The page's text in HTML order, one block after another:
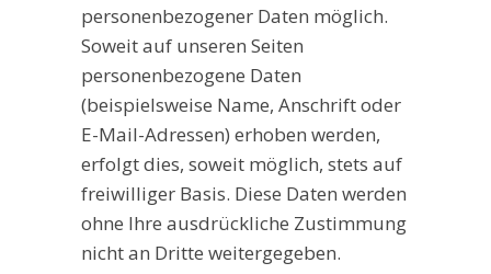
personenbezogener Daten möglich.
Soweit auf unseren Seiten
personenbezogene Daten
(beispielsweise Name, Anschrift oder
E-Mail-Adressen) erhoben werden,
erfolgt dies, soweit möglich, stets auf
freiwilliger Basis. Diese Daten werden
ohne Ihre ausdrückliche Zustimmung
nicht an Dritte weitergegeben.